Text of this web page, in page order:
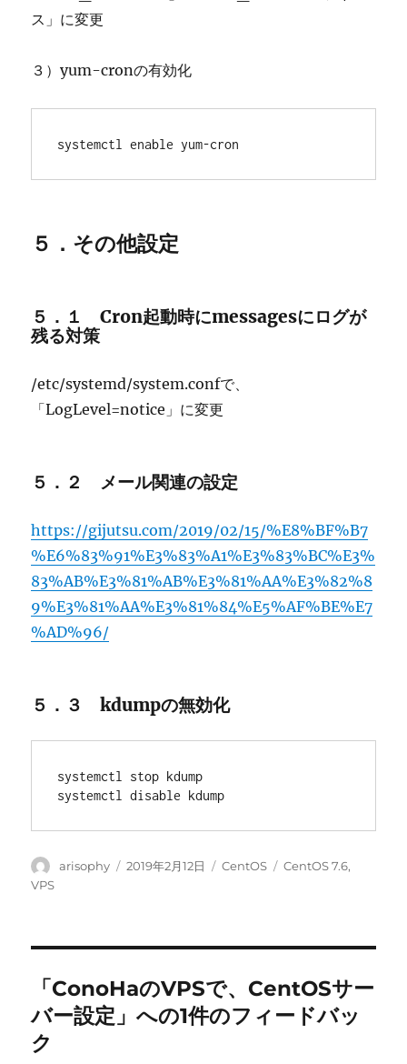
ス」に変更
３）yum-cronの有効化
systemctl enable yum-cron
５．その他設定
５．１ Cron起動時にmessagesにログが
残る対策
/etc/systemd/system.confで、
「LogLevel=notice」に変更
５．２ メール関連の設定
https://gijutsu.com/2019/02/15/%E8%BF%B7
%E6%83%91%E3%83%A1%E3%83%BC%E3%
83%AB%E3%81%AB%E3%81%AA%E3%82%8
9%E3%81%AA%E3%81%84%E5%AF%BE%E7
%AD%96/
５．３ kdumpの無効化
systemctl stop kdump
systemctl disable kdump
投
arisophy
投
2019年2月12日
カ
CentOS
タ
CentOS 7.6,
VPS
「ConoHaのVPSで、CentOSサー
バー設定」への1件のフィードバッ
ク